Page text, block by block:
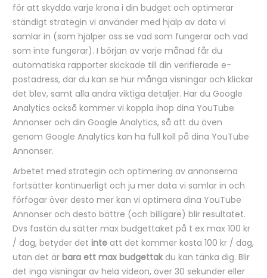
för att skydda varje krona i din budget och optimerar
ständigt strategin vi använder med hjälp av data vi
samlar in (som hjälper oss se vad som fungerar och vad
som inte fungerar). I början av varje månad får du
automatiska rapporter skickade till din verifierade e-
postadress, där du kan se hur många visningar och klickar
det blev, samt alla andra viktiga detaljer. Har du Google
Analytics också kommer vi koppla ihop dina YouTube
Annonser och din Google Analytics, så att du även
genom Google Analytics kan ha full koll på dina YouTube
Annonser.
Arbetet med strategin och optimering av annonserna
fortsätter kontinuerligt och ju mer data vi samlar in och
förfogar över desto mer kan vi optimera dina YouTube
Annonser och desto bättre (och billigare) blir resultatet.
Dvs fastän du sätter max budgettaket på t ex max 100 kr
/ dag, betyder det inte att det kommer kosta 100 kr / dag,
utan det är bara ett max budgettakdu kan tänka dig. Blir
det inga visningar av hela videon, över 30 sekunder eller